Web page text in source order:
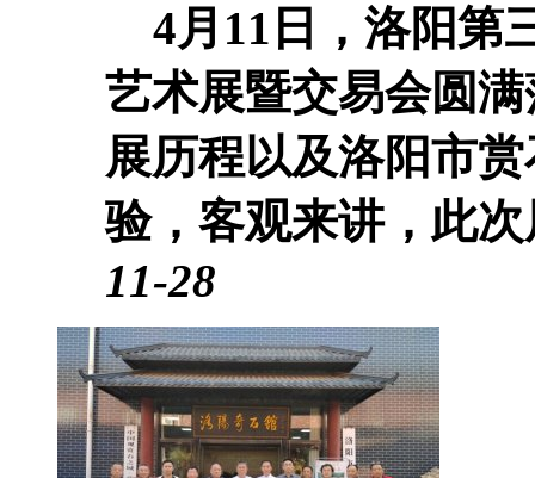
4月11日，洛阳第
艺术展暨交易会圆
展历程以及洛阳市
验，客观来讲，此
11-28